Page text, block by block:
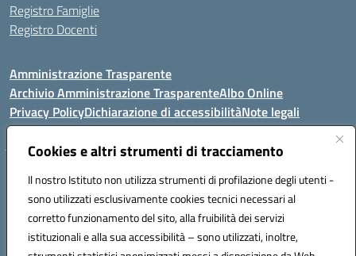
Cookies e altri strumenti di tracciamento
Il nostro Istituto non utilizza strumenti di profilazione degli utenti -
sono utilizzati esclusivamente cookies tecnici necessari al
corretto funzionamento del sito, alla fruibilità dei servizi
istituzionali e alla sua accessibilità – sono utilizzati, inoltre,
Registro Famiglie
Registro Docenti
Amministrazione Trasparente
Archivio Amministrazione TrasparenteAlbo Online
Privacy PolicyDichiarazione di accessibilitàNote legali
Istituto Comprensivo Statale
Via Cupa Campanariello, 5 - 80059, Torre del Greco (NA)
Tel. +39 0818834377 - Fax +39 0818834377 - Cod.Fisc. 95170530638
Email: naic8df00a@istruzione.it - PEC: naic8df00a@pec.istruzione.it